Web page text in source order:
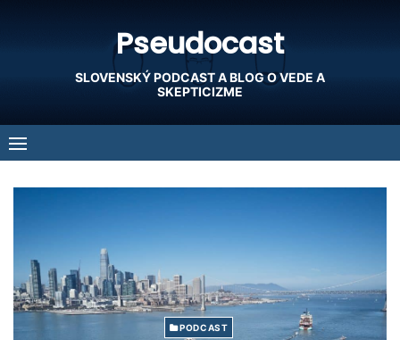
Pseudocast
SLOVENSKÝ PODCAST A BLOG O VEDE A
SKEPTICIZME
PODCAST